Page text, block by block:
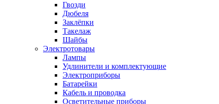
Гвозди
Дюбеля
Заклёпки
Такелаж
Шайбы
Электротовары
Лампы
Удлинители и комплектующие
Электроприборы
Батарейки
Кабель и проводка
Осветительные приборы